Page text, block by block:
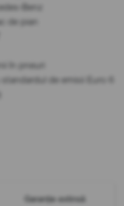
Benz
de pian
în pneuri
de emisii Euro 6
Garanție extinsă